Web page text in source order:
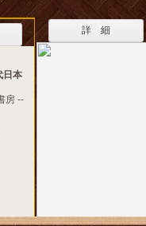
日本
房 --
詳 細